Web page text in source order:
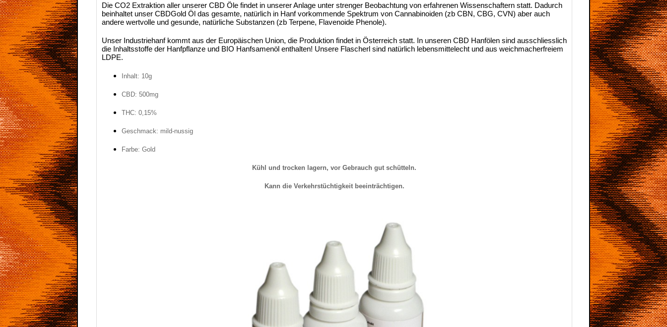
Die CO2 Extraktion aller unserer CBD Öle findet in unserer Anlage unter strenger Beobachtung von erfahrenen Wissenschaftern statt. Dadurch
beinhaltet unser CBDGold Öl das gesamte, natürlich in Hanf vorkommende Spektrum von Cannabinoiden (zb CBN, CBG, CVN) aber auch
andere wertvolle und gesunde, natürliche Substanzen (zb Terpene, Flavenoide Phenole).
Unser Industriehanf kommt aus der Europäischen Union, die Produktion findet in Österreich statt. In unseren CBD Hanfölen sind ausschliesslich
die Inhaltsstoffe der Hanfpflanze und BIO Hanfsamenöl enthalten! Unsere Flascherl sind natürlich lebensmittelecht und aus weichmacherfreiem
LDPE.
Inhalt: 10g
CBD: 500mg
THC: 0,15%
Geschmack: mild-nussig
Farbe: Gold
Kühl und trocken lagern, vor Gebrauch gut schütteln.
Kann die Verkehrstüchtigkeit beeinträchtigen.